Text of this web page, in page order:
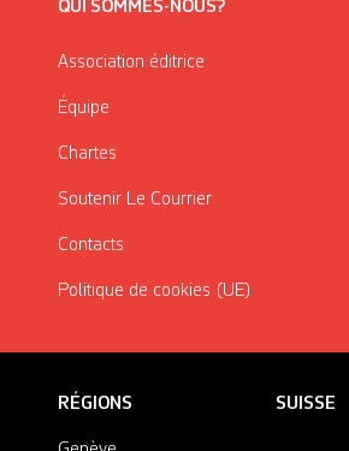
QUI SOMMES-NOUS?
Association éditrice
Équipe
Chartes
Soutenir Le Courrier
Contacts
Politique de cookies (UE)
RÉGIONS SUISSE